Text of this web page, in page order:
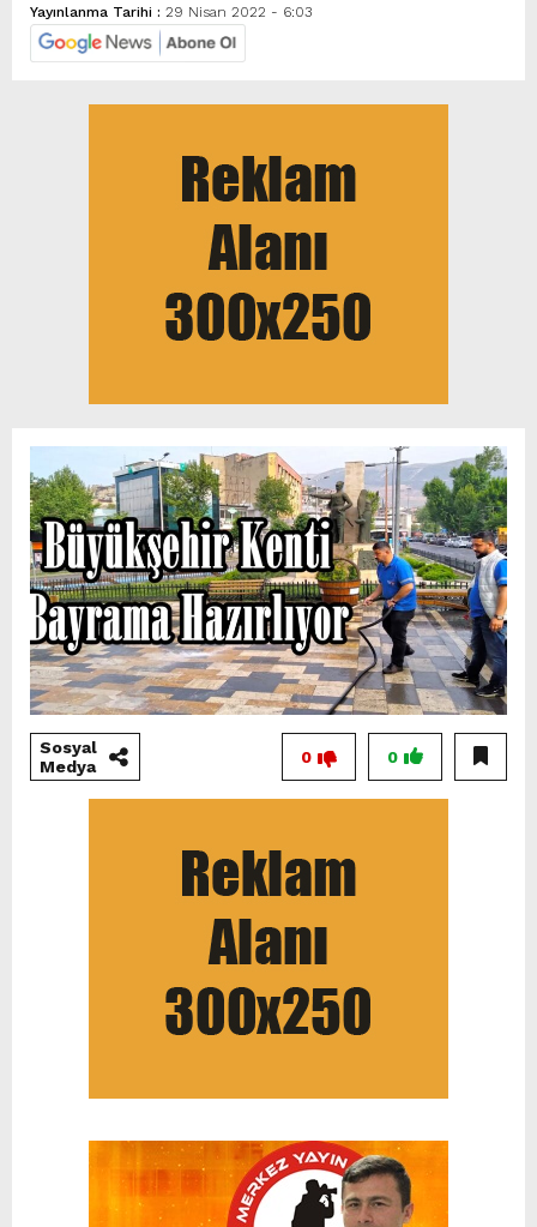
Yayınlanma Tarihi : 29 Nisan 2022 - 6:03
Sosyal
Medya
0
0